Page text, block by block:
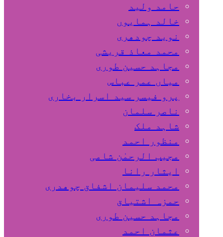
حامد ولید
خالد ہمایوں
نوید چودھری
محمد معاذ قریشی
مجاہد حسین طوری
میاں عمر عباس
پرو فیسر سید اسرار بخاری
ناصر سلمان
شاہد ملک
منظور احمد
مجیب الرحمٰن شامی
ایثار رانا
محمد سلیمان اشفاق چوهدری
حمزہ اشتیاق
مجاہد حسین طوری
عثمان احمد